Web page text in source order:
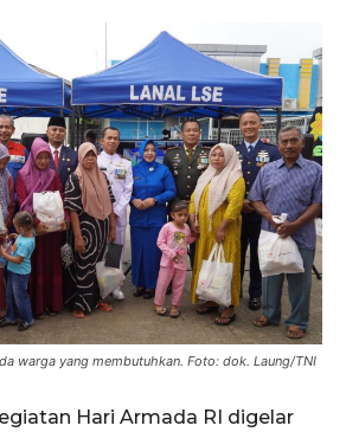
warga yang membutuhkan. Foto: dok. Laung/TNI
Hari Armada RI digelar